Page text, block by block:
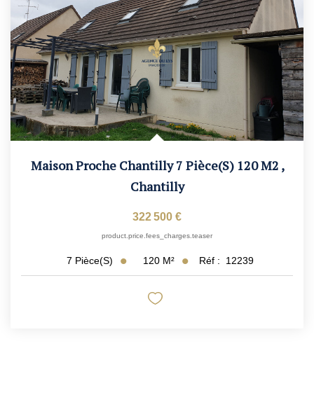
Maison Proche Chantilly 7 Pièce(s) 120 M2 ,
Chantilly
322 500 €
product.price.fees_charges.teaser
7 Pièce(s) 120 M² Réf : 12239